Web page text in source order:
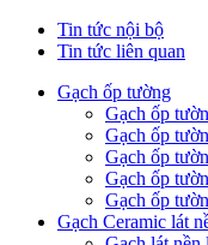
Tin tức nội bộ
Tin tức liên quan
Gạch ốp tường
Gạch ốp
Gạch ốp
Gạch ốp
Gạch ốp
Gạch ốp
Gạch Ceramic lát